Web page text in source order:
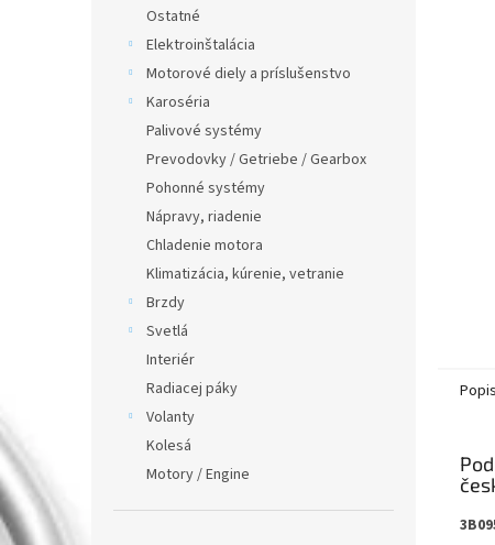
Ostatné
Elektroinštalácia
Motorové diely a príslušenstvo
Karoséria
Palivové systémy
Prevodovky / Getriebe / Gearbox
Pohonné systémy
Nápravy, riadenie
Chladenie motora
Klimatizácia, kúrenie, vetranie
Brzdy
Svetlá
Interiér
Radiacej páky
Volanty
Kolesá
Motory / Engine
Popis